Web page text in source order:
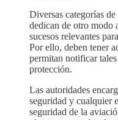
Diversas categorías
dedican de otro modo
sucesos relevantes
Por ello, deben tener
permitan notificar
protección.
Las autoridades
seguridad y cualquier
seguridad de la